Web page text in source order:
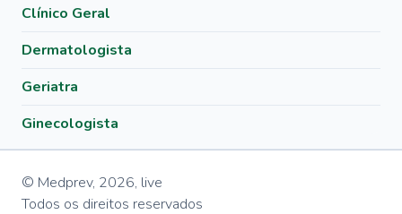
Clínico Geral
Dermatologista
Geriatra
Ginecologista
© Medprev, 2026, live
Todos os direitos reservados